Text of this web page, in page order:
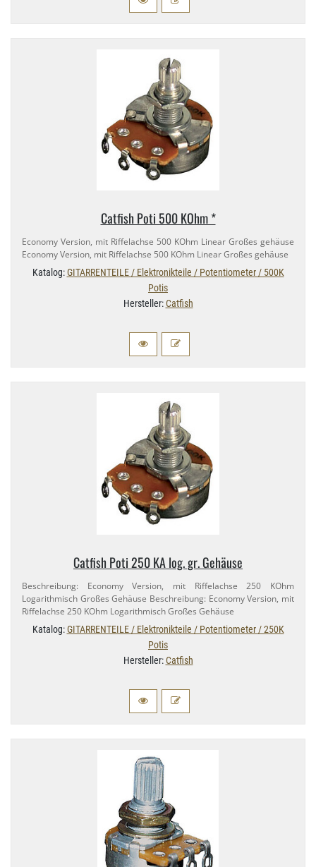
Catfish Poti 500 KOhm *
Economy Version, mit Riffelachse 500 KOhm Linear Großes gehäuse
Economy Version, mit Riffelachse 500 KOhm Linear Großes gehäuse
Katalog:GITARRENTEILE / Elektronikteile / Potentiometer / 500K
Potis
Hersteller:Catfish
Catfish Poti 250 KA log. gr. Gehäuse
Beschreibung: Economy Version, mit Riffelachse 250 KOhm
Logarithmisch Großes Gehäuse Beschreibung: Economy Version, mit
Riffelachse 250 KOhm Logarithmisch Großes Gehäuse
Katalog:GITARRENTEILE / Elektronikteile / Potentiometer / 250K
Potis
Hersteller:Catfish